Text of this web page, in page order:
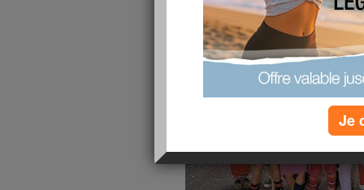
Je